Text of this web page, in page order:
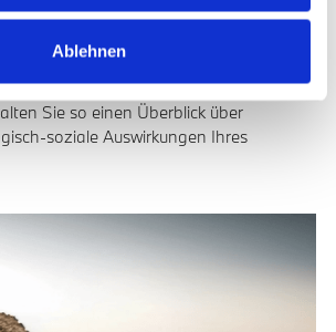
Ablehnen
wir den CO2-Fußabdruck des BMW
an Sie übergeben wird.Der BMW Vehicle
Informationen entlang des gesamten
BMW. Anhand wesentlicher
Sie so einen Überblick über
soziale Auswirkungen Ihres